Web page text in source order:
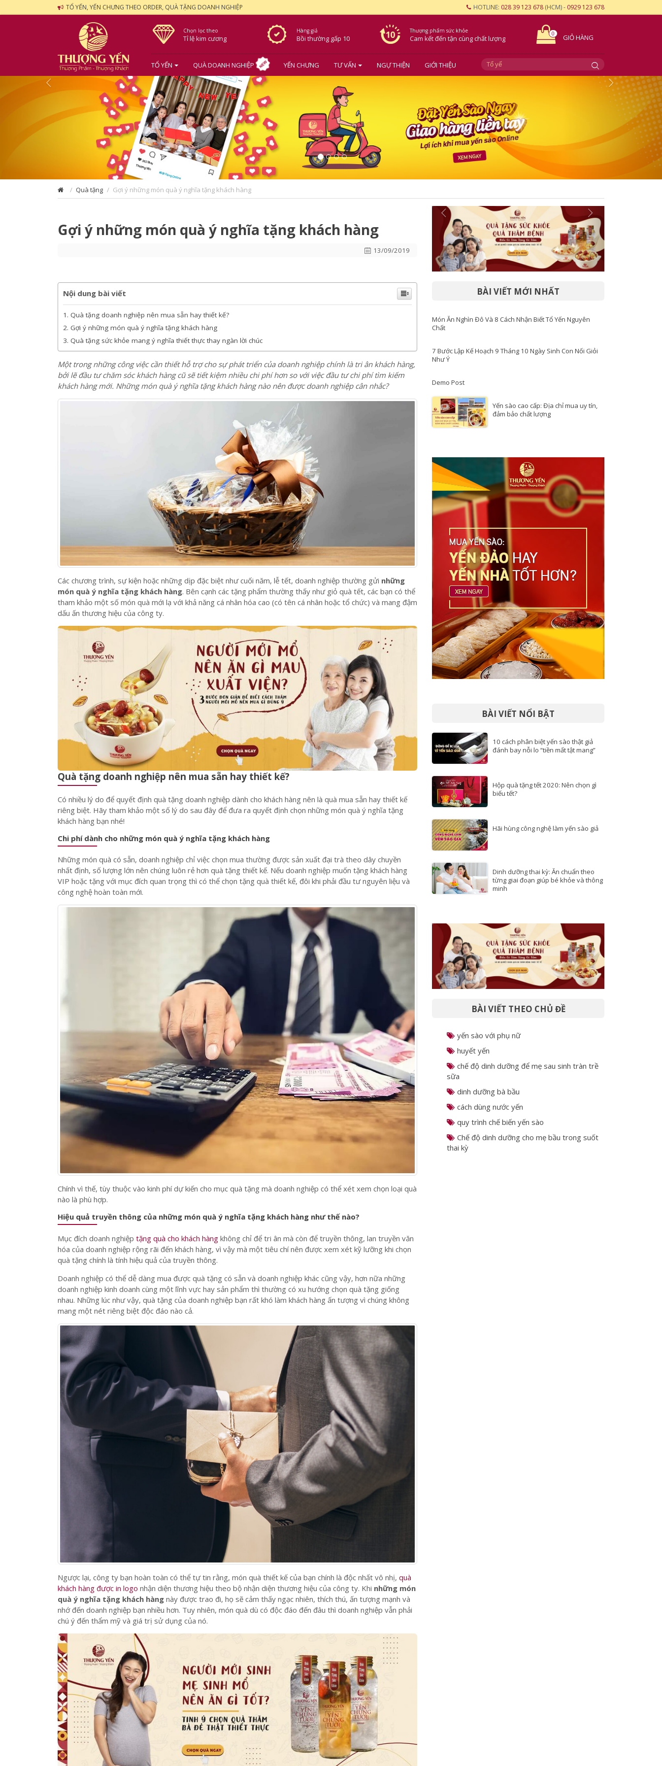
TỔ YẾN, YẾN CHƯNG THEO ORDER, QUÀ TẶNG DOANH NGHIỆP HOTLINE: 028 39 123 678 (HCM) - 0929 123 678
Chọn lọc theo
Tỉ lệ kim cương
Hàng giả
Bồi thường gấp 10
Thượng phẩm sức khỏe
Cam kếtđến tận cùngchất lượng GIỎ HÀNG
0
TỔ YẾN QUÀ DOANH NGHIỆP YẾN CHƯNG TƯ VẤN NGỰ THIỆN GIỚI THIỆU
Quà tặng Gợi ý những món quà ý nghĩa tặng khách hàng
13/09/2019
Nội dung bài viết
Gợi ý những món quà ý nghĩa tặng khách hàng
Quà tặng sức khỏe mang ý nghĩa thiết thực thay ngàn lời chúc
Một trong những công việc cần thiết hỗ trợ cho sự phát triển của doanh nghiệp chính là tri ân khách hàng,
bởi lẽ đầu tư chăm sóc khách hàng cũ sẽ tiết kiệm nhiều chi phí hơn so với việc đầu tư chi phí tìm kiếm
khách hàng mới. Những món quà ý nghĩa tặng khách hàng nào nên được doanh nghiệp cân nhắc?
Các chương trình, sự kiện hoặc những dịp đặc biệt như cuối năm, lễ tết, doanh nghiệp thường gửi
món quà ý nghĩa tặng khách hàng. Bên cạnh các tặng phẩm thường thấy như giỏ quà tết, các bạn có thể
tham khảo một số món quà mới lạ với khả năng cá nhân hóa cao (có tên cá nhân hoặc tổ chức) và mang đậm
dấu ấn thương hiệu của công ty.
Quà tặng doanh nghiệp nên mua sẵn hay thiết kế?
riêng biệt. Hãy tham khảo một số lý do sau đây để đưa ra quyết định chọn những món quà ý nghĩa tặng
Chi phí dành cho những món quà ý nghĩa tặng khách hàng
Những món quà có sẵn, doanh nghiệp chỉ việc chọn mua thường được sản xuất đại trà theo dây chuyền
nhất định, số lượng lớn nên chúng luôn rẻ hơn quà tặng thiết kế. Nếu doanh nghiệp muốn tặng khách hàng
VIP hoặc tặng với mục đích quan trọng thì có thể chọn tặng quà thiết kế, đôi khi phải đầu tư nguyên liệu và
Chính vì thế, tùy thuộc vào kinh phí dự kiến cho mục quà tặng mà doanh nghiệp có thể xét xem chọn loại quà
nào là phù hợp.
Hiệu quả truyền thông của những món quà ý nghĩa tặng khách hàng như thế nào?
hóa của doanh nghiệp rộng rãi đến khách hàng, vì vậy mà một tiêu chí nên được xem xét kỹ lưỡng khi chọn
quà tặng chính là tính hiệu quả của truyền thông.
Doanh nghiệp có thể dễ dàng mua được quà tặng có sẵn và doanh nghiệp khác cũng vậy, hơn nữa những
doanh nghiệp kinh doanh cùng một lĩnh vực hay sản phẩm thì thường có xu hướng chọn quà tặng giống
nhau. Những lúc như vậy, quà tặng của doanh nghiệp bạn rất khó làm khách hàng ấn tượng vì chúng không
mang một nét riêng biệt độc đáo nào cả.
Ngược lại, công ty bạn hoàn toàn có thể tự tin rằng, món quà thiết kế của bạn chính là độc nhất vô nhị,quà
khách hàng được in logonhận diện thương hiệu theo bộ nhận diện thương hiệu của công ty. Khi
quà ý nghĩa tặng khách hàngnày được trao đi, họ sẽ cảm thấy ngạc nhiên, thích thú, ấn tượng mạnh và
nhớ đến doanh nghiệp bạn nhiều hơn. Tuy nhiên, món quà dù có độc đáo đến đâu thì doanh nghiệp vẫn phải
chú ý đến thẩm mỹ và giá trị sử dụng của nó.
Món Ăn Nghìn Đô Và 8 Cách Nhận Biết Tổ Yến Nguyên
Như Ý
Demo Post
BÀI VIẾT NỔI BẬT
đánh bay nỗi lo “tiền mất tật mang”
biếu tết?
minh
BÀI VIẾT THEO CHỦ ĐỀ
yến sào với phụ nữ
huyết yến
chế độ dinh dưỡng để mẹ sau sinh tràn trề
sữa
dinh dưỡng bà bầu
cách dùng nước yến